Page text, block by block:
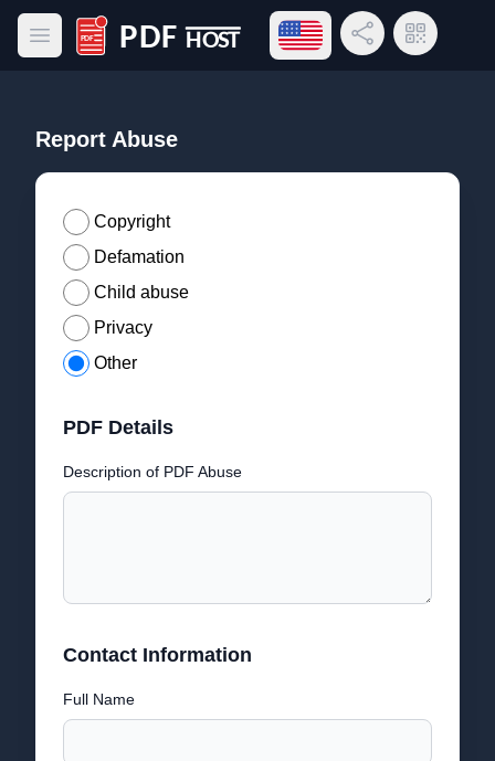
Open main menu
PDF Host
Open language menu
Share LinkQR Code
Report Abuse
Copyright
Defamation
Child abuse
Privacy
Other
PDF Details
Description of PDF Abuse
Contact Information
Full Name